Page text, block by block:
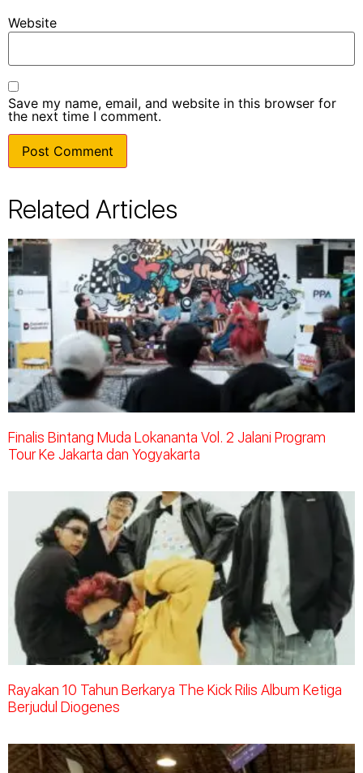
Website
Save my name, email, and website in this browser for
the next time I comment.
Related Articles
Finalis Bintang Muda Lokananta Vol. 2 Jalani Program
Tour Ke Jakarta dan Yogyakarta
Rayakan 10 Tahun Berkarya The Kick Rilis Album Ketiga
Berjudul Diogenes